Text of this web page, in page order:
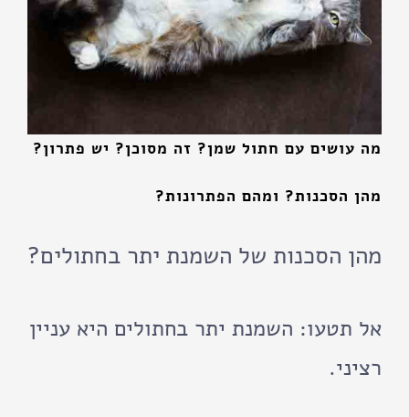
מה עושים עם חתול שמן? זה מסוכן? יש פתרון?
מהן הסכנות? ומהם הפתרונות?
מהן הסכנות של השמנת יתר בחתולים?
אל תטעו: השמנת יתר בחתולים היא עניין
רציני.